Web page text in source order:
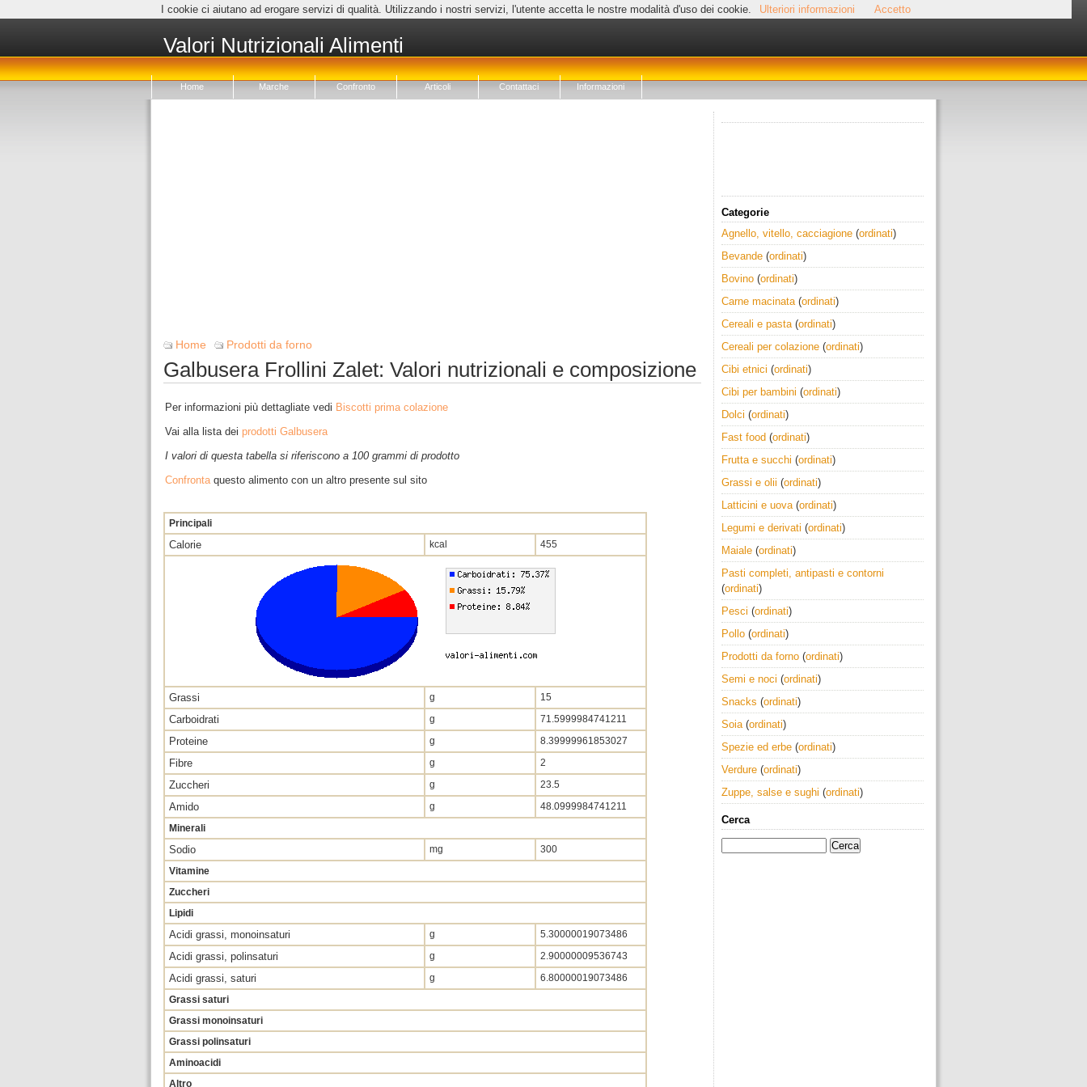
I cookie ci aiutano ad erogare servizi di qualità. Utilizzando i nostri servizi, l'utente accetta le nostre modalità d'uso dei cookie. Ulteriori informazioni Accetto
Valori Nutrizionali Alimenti
Home Marche Confronto Articoli Contattaci Informazioni
Home Prodotti da forno
Galbusera Frollini Zalet: Valori nutrizionali e composizione
Per informazioni più dettagliate vedi Biscotti prima colazione
Vai alla lista dei prodotti Galbusera
I valori di questa tabella si riferiscono a 100 grammi di prodotto
Confrontaquesto alimento con un altro presente sul sito
Principali
Calorie kcal 455
Grassi g 15
Carboidrati g 71.5999984741211
Proteine g 8.39999961853027
Fibre g 2
Zuccheri g 23.5
Amido g
48.0999984741211
Minerali
Sodio mg
300
Vitamine
Zuccheri
Lipidi
Acidi grassi, monoinsaturi g 5.30000019073486
Acidi grassi, polinsaturi g 2.90000009536743
Acidi grassi, saturi g
6.80000019073486
Grassi saturi
Grassi monoinsaturi
Grassi polinsaturi
Aminoacidi
Altro
Categorie
Agnello, vitello, cacciagione (ordinati)
Bevande (ordinati)
Bovino (ordinati)
Carne macinata(ordinati)
Cereali e pasta(ordinati)
Cereali per colazione (ordinati)
Cibi etnici (ordinati)
Cibi per bambini (ordinati)
Dolci (ordinati)
Fast food (ordinati)
Frutta e succhi (ordinati)
Grassi e olii (ordinati)
Latticini e uova(ordinati)
Legumi e derivati (ordinati)
Maiale (ordinati)
Pasti completi, antipasti e contorni
(ordinati)
Pesci (ordinati)
Pollo (ordinati)
Prodotti da forno (ordinati)
Semi e noci (ordinati)
Snacks (ordinati)
Soia(ordinati)
Spezie ed erbe (ordinati)
Verdure (ordinati)
Zuppe, salse e sughi (ordinati)
Cerca